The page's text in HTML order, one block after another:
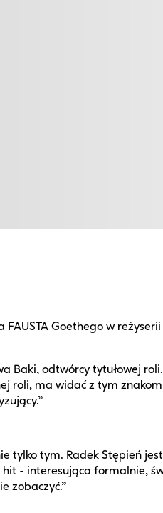
Goethego w
Baki, odtwórcy tytułowej
roli, ma widać z tym
tylko tym. Radek Stępień
- interesująca formalnie,
zobaczyć.”